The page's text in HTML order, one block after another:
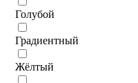
Голубой
Градиентный
Жёлтый